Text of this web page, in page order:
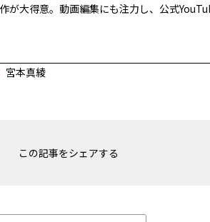
が大得意。動画編集にも注力し、公式
宮本真綾
この記事をシェアする